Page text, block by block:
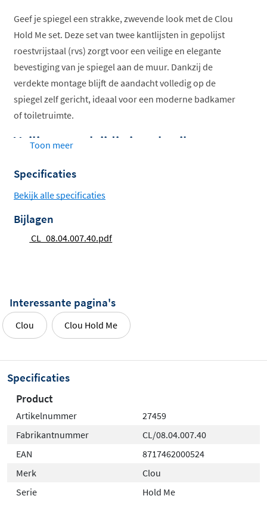
Geef je spiegel een strakke, zwevende look met de Clou
Hold Me set. Deze set van twee kantlijsten in gepolijst
roestvrijstaal (rvs) zorgt voor een veilige en elegante
bevestiging van je spiegel aan de muur. Dankzij de
verdekte montage blijft de aandacht volledig op de
spiegel zelf gericht, ideaal voor een moderne badkamer
of toiletruimte.
Veilig en veelzijdig in gebruik
Draagkracht tot 50 kg – geschikt voor zware
zwevend effect
Voor spiegels breder dan 100 cm: plaats extra
Rond of vierkant
Chroom of geborsteld rvs
Of je nu een strakke, moderne look of een meer
klassieke uitstraling zoekt, de Clou Hold Me
spiegelbevestiging biedt altijd een passende oplossing.
stijlvolle, duurzame ophanging die jarenlang meegaat.
Toon meer
Specificaties
Bekijk alle specificaties
Bijlagen
CL_08.04.007.40.pdf
Interessante pagina's
Clou Clou Hold Me
Specificaties
Product
Artikelnummer
27459
Fabrikantnummer
CL/08.04.007.40
EAN
8717462000524
Merk
Clou
Serie
Hold Me